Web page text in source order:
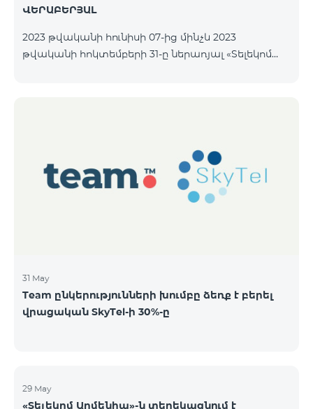
ՎԵՐԱԲԵՐՅԱԼ
2023 թվականի հունիսի 07-ից մինչև 2023
թվականի հոկտեմբերի 31-ը ներառյալ «Տելեկոմ
«Ա» դասի հասարակ բաժնետոմսեր ՔԱՆԱԿԸ
40,000,000 հատ ՄԵԿ ԲԱԺՆԵՏՈՄՍԻ ԳԻՆԸ 206 ՀՀ
դրամ ՏԵՂԱԲԱՇԽՄԱՆ ԸՆԴՀԱՆՈՒՐ ԾԱՎԱԼԸ
31 May
Team ընկերությունների խումբը ձեռք է բերել
վրացական SkyTel-ի 30%-ը
29 May
«Տելեկոմ Արմենիա»-ն տեղեկացնում է